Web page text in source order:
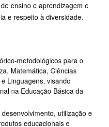
ensino e aprendizagem e
e respeito à diversidade.
metodológicos para o
Matemática, Ciências
Linguagens, visando
na Educação Básica da
utilização e
educacionais e